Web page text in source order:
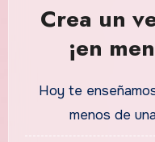
Crea un
¡en
Hoy te enseñamos cómo hacer un vestido en
menos de